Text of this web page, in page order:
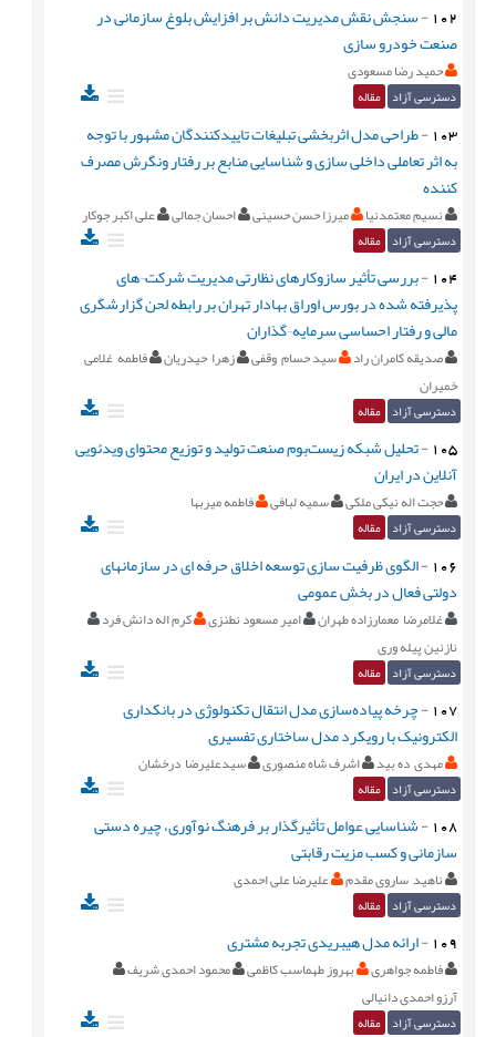
102
-سنجش نقش مدیریت دانش بر افزایش بلوغ سازمانی در
صنعت خودرو سازی
حمید رضا مسعودی
دسترسی آزاد مقاله
103
-طراحی مدل اثربخشی تبلیغات تاییدکنندگان مشهور با توجه
به اثر تعاملی داخلی سازی و شناسایی منابع بر رفتار ونگرش مصرف
کننده
نسیم معتمدنیا میرزا حسن حسینی احسان جمالی علی اکبر جوکار
دسترسی آزاد مقاله
104
-بررسی تأثیر سازوکارهای نظارتی مدیریت شرکت¬های
پذیرفته شده در بورس اوراق بهادار تهران بر رابطه لحن گزارشگری
مالی و رفتار احساسی سرمایه¬گذاران
صدیقه کامران راد سید حسام وقفی زهرا حیدریان
فاطمه غلامی
خمیران
دسترسی آزاد مقاله
105
-تحلیل شبکه زیست‌بوم صنعت تولید و توزیع محتوای ویدئویی
آنلاین در ایران
حجت اله نیکی ملکی سمیه لبافی فاطمه میربها
دسترسی آزاد مقاله
106
-الگوی ظرفیت سازی توسعه اخلاق حرفه‌ ای در سازمانهای
دولتی فعال در بخش عمومی
غلامرضا معمارزاده طهران امیر مسعود نطنزی
کرم اله دانش فرد
نازنین پیله وری
دسترسی آزاد مقاله
107
-چرخه پیاده‌سازی مدل انتقال تکنولوژی در بانکداری
الکترونیک با رویکرد مدل ساختاری تفسیری
مهدی ده بید اشرف شاه منصوری سیدعلیرضا درخشان
دسترسی آزاد مقاله
108
-شناسایی عوامل تأثیرگذار بر فرهنگ نوآوری، چیره دستی
سازمانی و کسب مزیت رقابتی
ناهید ساروی مقدم علیرضا علی احمدی
دسترسی آزاد مقاله
109
-ارائه مدل هیبریدی تجربه مشتری
فاطمه جواهری بهروز طهماسب کاظمی
محمود احمدی شریف
آرزو احمدی دانیالی
دسترسی آزاد مقاله